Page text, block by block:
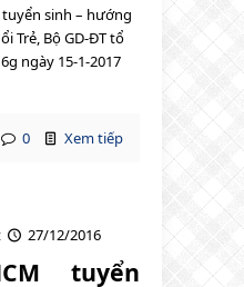
sinh – hướng
Trẻ, Bộ GD-ĐT tổ
ngày 15-1-2017
0 Xem tiếp
27/12/2016
tuyển